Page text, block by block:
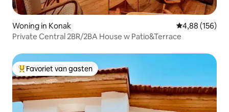
Woning in Konak Gemiddelde
4,88 (156)
Private Central 2BR/2BA House w Patio&Terrace
Topfavoriet van gasten
Favoriet van gasten